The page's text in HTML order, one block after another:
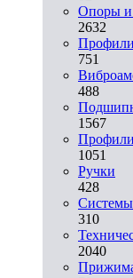
Опоры и
2632
751
488
1567
Профили
1051
Ручки
428
310
2040